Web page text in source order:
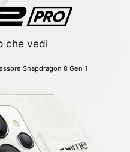
che vedi
Snapdragon 8 Gen 1